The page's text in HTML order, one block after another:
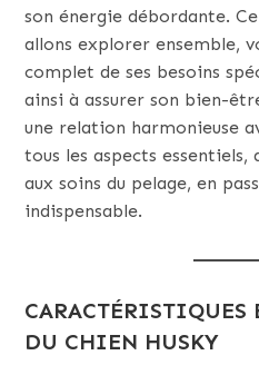
son énergie débordante.
allons explorer ensemble,
complet de ses besoins
ainsi à assurer son bien-
une relation harmonieuse
tous les aspects
aux soins du pelage, en
indispensable.
CARACTÉRISTIQUES
DU CHIEN HUSKY